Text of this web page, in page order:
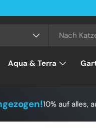
Aqua & Terra
10% auf alles,